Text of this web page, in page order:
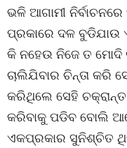
ଭଳି ଆଗାମୀ
ପ୍ରକାରେ ଦଳ
କି ନହେଉ ନିଜେ ତ ମୋଦି
ଚାଲିଯିବାର ଚିନ୍ତା କରି
କରିଥିଲେ ସେହି
କରିବାକୁ ପଡିବ ବୋଲି
ଏକପ୍ରକାର ସୁନିଶ୍ଚିତ